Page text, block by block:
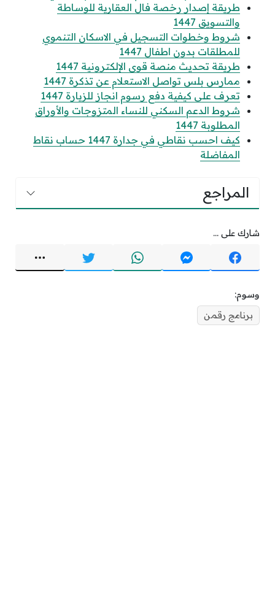
طريقة إصدار رخصة فال العقارية للوساطة
والتسويق 1447
شروط وخطوات التسجيل في الاسكان التنموي
للمطلقات بدون اطفال 1447
طريقة تحديث منصة قوى الإلكترونية 1447
ممارس بلس تواصل الاستعلام عن تذكرة 1447
تعرف على كيفية دفع رسوم انجاز للزيارة 1447
شروط الدعم السكني للنساء المتزوجات والأوراق
المطلوبة 1447
كيف احسب نقاطي في جدارة 1447 حساب نقاط
المفاضلة
المراجع
شارك على ...
وسوم:
برنامج رقمن